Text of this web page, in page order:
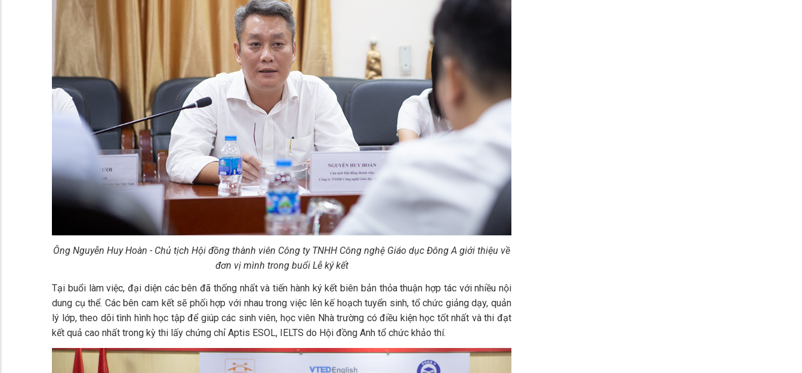
Ông Nguyễn Huy Hoàn - Chủ tịch Hội đồng thành viên Công ty TNHH Công nghệ Giáo dục Đông A giới thiệu về
đơn vị mình trong buổi Lễ ký kết
Tại buổi làm việc, đại diện các bên đã thống nhất và tiến hành ký kết biên bản thỏa thuận hợp tác với nhiều nội
dung cụ thể. Các bên cam kết sẽ phối hợp với nhau trong việc lên kế hoạch tuyển sinh, tổ chức giảng dạy, quản
lý lớp, theo dõi tình hình học tập để giúp các sinh viên, học viên Nhà trường có điều kiện học tốt nhất và thi đạt
kết quả cao nhất trong kỳ thi lấy chứng chỉ Aptis ESOL, IELTS do Hội đồng Anh tổ chức khảo thí.